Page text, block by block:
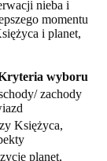
nieba i
momentu
i planet,
wyboru
zachody
Księżyca,
planet,